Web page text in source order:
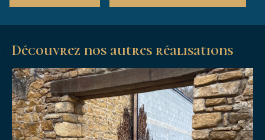
Découvrez nos autres réalisations